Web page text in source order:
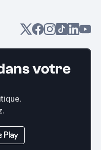
votre